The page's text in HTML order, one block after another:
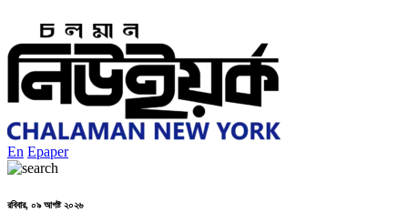
En Epaper
রবিবার, ০৯ আগষ্ট ২০২৬